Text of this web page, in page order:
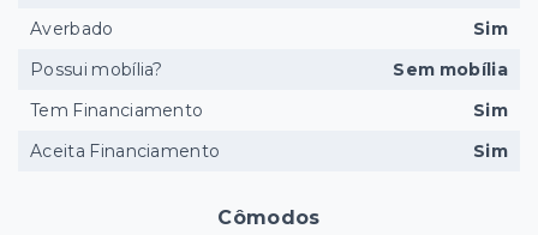
Cômodos
Averbado
Sim
Possui mobília?
Sem mobília
Tem Financiamento
Sim
Aceita Financiamento
Sim